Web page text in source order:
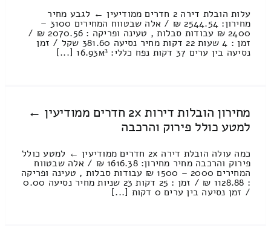
עלות הובלת דירה 2 חדרים ממודיעין ← לגבע מחיר
מחירון: 2544.54 ₪ / אלה שבטווח המחירים 3100 –
2400 ₪ עבודות סבלות , טעינה ופריקה : 2070.56 ₪ /
זמן : 4 שעות 22 דקות מחיר נסיעה 381.60 שקל / זמן
נסיעה בין ערים 37 דקות נפח כללי: 16.93м³ [...]
מחירון הובלות דירות 2x חדרים ממודיעין ←
למטע כולל פירוק והרכבה
כמה עולה הובלת דירה 2x חדרים ממודיעין ← למטע כולל
פירוק והרכבה מחיר מחירון: 1616.38 ₪ / אלה שבטווח
המחירים 2000 – 1500 ₪ עבודות סבלות , טעינה ופריקה
: 1128.88 ₪ / זמן : 25 דקות 23 שניות מחיר נסיעה 0.00
/ זמן נסיעה בין ערים 0 דקות [...]